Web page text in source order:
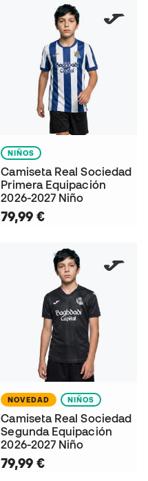
NIÑOS
Camiseta Real Sociedad
Primera Equipación
2026-2027 Niño
79,99 €
NOVEDAD NIÑOS
Camiseta Real Sociedad
Segunda Equipación
2026-2027 Niño
79,99 €